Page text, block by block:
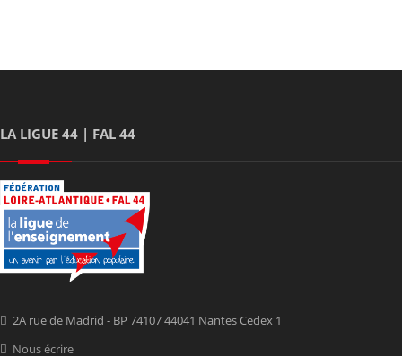
LA LIGUE 44 | FAL 44
2A rue de Madrid - BP 74107 44041 Nantes Cedex 1
Nous écrire